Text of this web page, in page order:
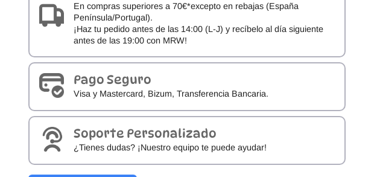
En compras superiores a 70€*excepto en rebajas (España
Península/Portugal).
¡Haz tu pedido antes de las 14:00 (L-J) y recíbelo al día siguiente
antes de las 19:00 con MRW!
Pago Seguro
Visa y Mastercard, Bizum, Transferencia Bancaria.
Soporte Personalizado
¿Tienes dudas? ¡Nuestro equipo te puede ayudar!